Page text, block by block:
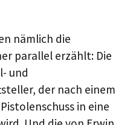
nämlich die
parallel erzählt: Die
und
der nach einem
in eine